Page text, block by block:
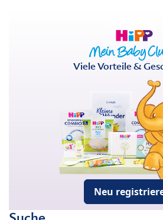
Viele Vorteile &
Neu